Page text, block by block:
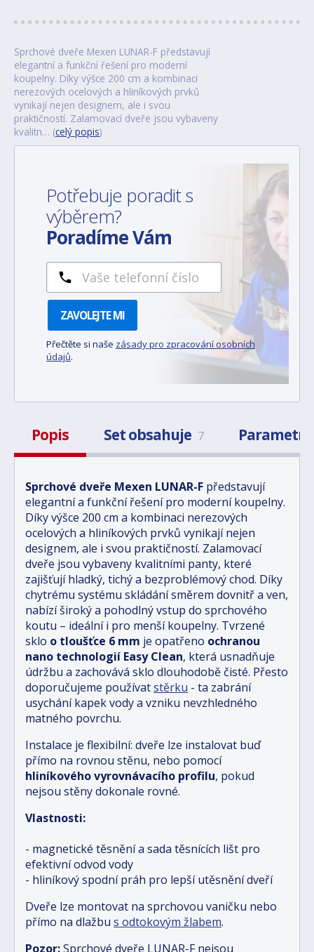
Sprchové dveře Mexen LUNAR-F představují
elegantní a funkční řešení pro moderní
koupelny. Díky výšce 200 cm a kombinaci
nerezových ocelových a hliníkových prvků
vynikají nejen designem, ale i svou
praktičností. Zalamovací dveře jsou vybaveny
kvalitn… (celý popis)
Potřebuje poradit s
výběrem?
Poradíme Vám
ZAVOLEJTE MI
Přečtěte si naše zásady pro zpracování osobních
údajů.
Popis Set obsahuje 7 Parametry
Sprchové dveře Mexen LUNAR-F představují
elegantní a funkční řešení pro moderní koupelny.
Díky výšce 200 cm a kombinaci nerezových
ocelových a hliníkových prvků vynikají nejen
designem, ale i svou praktičností. Zalamovací
dveře jsou vybaveny kvalitními panty, které
zajišťují hladký, tichý a bezproblémový chod. Díky
chytrému systému skládání směrem dovnitř a ven,
nabízí široký a pohodlný vstup do sprchového
koutu – ideální i pro menší koupelny. Tvrzené
sklo o tloušťce 6 mm je opatřeno ochranou
nano technologií Easy Clean, která usnadňuje
údržbu a zachovává sklo dlouhodobě čisté. Přesto
doporučujeme používatstěrku - ta zabrání
usychání kapek vody a vzniku nevzhledného
matného povrchu.
Instalace je flexibilní: dveře lze instalovat buď
přímo na rovnou stěnu, nebo pomocí
hliníkového vyrovnávacího profilu, pokud
nejsou stěny dokonale rovné.
Vlastnosti:
- magnetické těsnění a sada těsnících lišt pro
efektivní odvod vody
- hliníkový spodní práh pro lepší utěsnění dveří
Dveře lze montovat na sprchovou vaničku nebo
přímo na dlažbu s odtokovým žlabem.
Pozor:Sprchové dveře LUNAR-F nejsou